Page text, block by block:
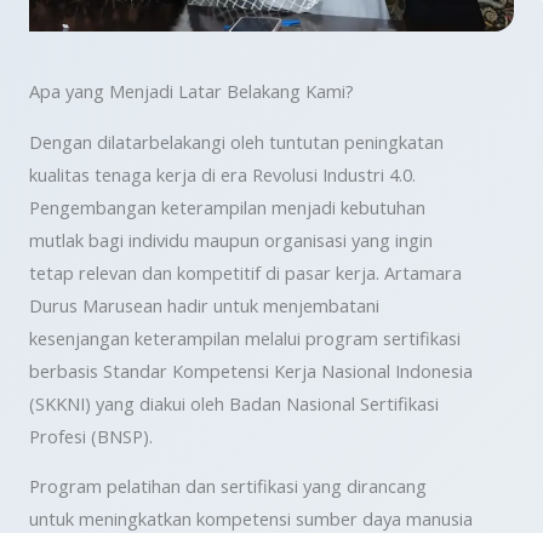
Apa yang Menjadi Latar Belakang Kami?
Dengan dilatarbelakangi oleh tuntutan peningkatan
kualitas tenaga kerja di era Revolusi Industri 4.0.
Pengembangan keterampilan menjadi kebutuhan
mutlak bagi individu maupun organisasi yang ingin
tetap relevan dan kompetitif di pasar kerja. Artamara
Durus Marusean hadir untuk menjembatani
kesenjangan keterampilan melalui program sertifikasi
berbasis Standar Kompetensi Kerja Nasional Indonesia
(SKKNI) yang diakui oleh Badan Nasional Sertifikasi
Profesi (BNSP).
Program pelatihan dan sertifikasi yang dirancang
untuk meningkatkan kompetensi sumber daya manusia